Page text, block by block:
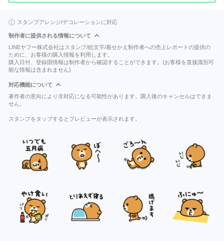
スタンプアレンジ/デコレーションに対応
制作者に提供される情報について
LINEヤフー株式会社はスタンプ/絵文字/着せかえ制作者への売上レポートの提供の
ために、お客様の購入情報を利用します。
購入日付、登録国情報は制作者から確認することができます。(お客様を直接識別可
能な情報は含まれません)
対応機能について
著作者の意向により非対応になる可能性があります。購入後のキャンセルはできま
せん。
スタンプをタップするとプレビューが表示されます。